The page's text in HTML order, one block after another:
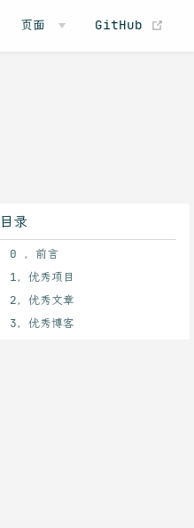
页面 GitHub
目录
0 ，前言
1，优秀项目
2，优秀文章
3，优秀博客